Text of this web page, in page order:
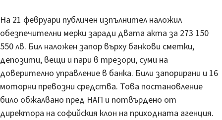
На 21 февруари публичен изпълнител наложил
обезпечителни мерки заради двата акта за 273 150
550 лв. Бил наложен запор върху банкови сметки,
депозити, вещи и пари в трезори, суми на
доверително управление в банка. Били запорирани и 16
моторни превозни средства. Това постановление
било обжалвано пред НАП и потвърдено от
директора на софийския клон на приходната агенция.